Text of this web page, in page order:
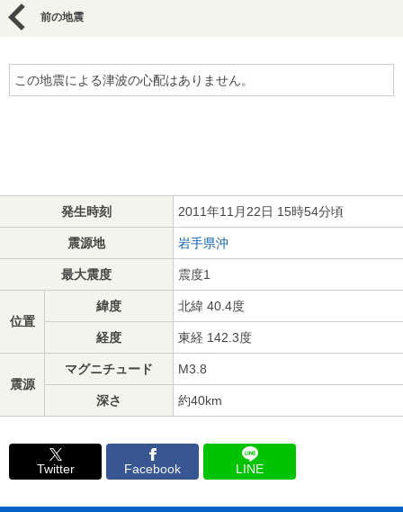
前の地震
この地震による津波の心配はありません。
発生時刻 2011年11月22日 15時54分頃
震源地 岩手県沖
最大震度 震度1
位置
緯度 北緯 40.4度
経度 東経 142.3度
震源
マグニチュード M3.8
深さ 約40km
Twitter Facebook LINE